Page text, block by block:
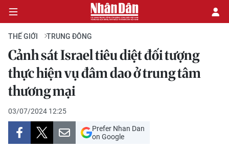
CHÍNH TRỊ
KINH TẾ
VĂN HÓA
XÃ HỘI
THẾ GIỚI TRUNG ĐÔNG
Cảnh sát Israel tiêu diệt đối tượng
thực hiện vụ đâm dao ở trung tâm
thương mại
03/07/2024 12:25
Prefer Nhan Dan
on Google